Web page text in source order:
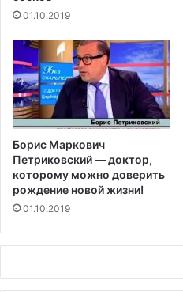
в
и
я
м
и
в
ы
д
у
м
к
и
Г
р
01.10.2019
Борис Маркович
Петриковский — доктор,
которому можно доверить
рождение новой жизни!
01.10.2019